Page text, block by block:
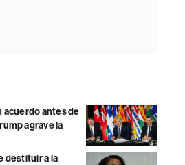
acuerdo antes de
agrave la
destituir a la